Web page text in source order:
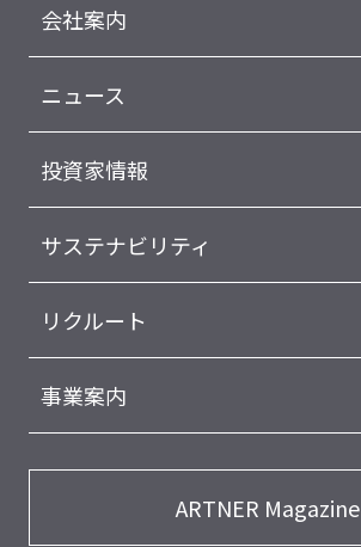
会社案内
ニュース
投資家情報
サステナビリティ
リクルート
事業案内
ARTNER Magazine